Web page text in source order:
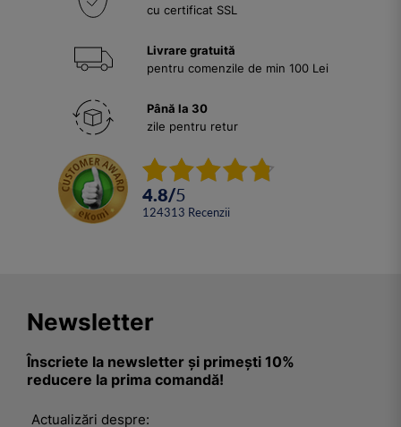
cu certificat SSL
Livrare gratuită
pentru comenzile de min 100 Lei
Până la 30
zile pentru retur
4.8/5
124313 Recenzii
Newsletter
Înscriete la newsletter și primești 10%
reducere la prima comandă!
Actualizări despre: